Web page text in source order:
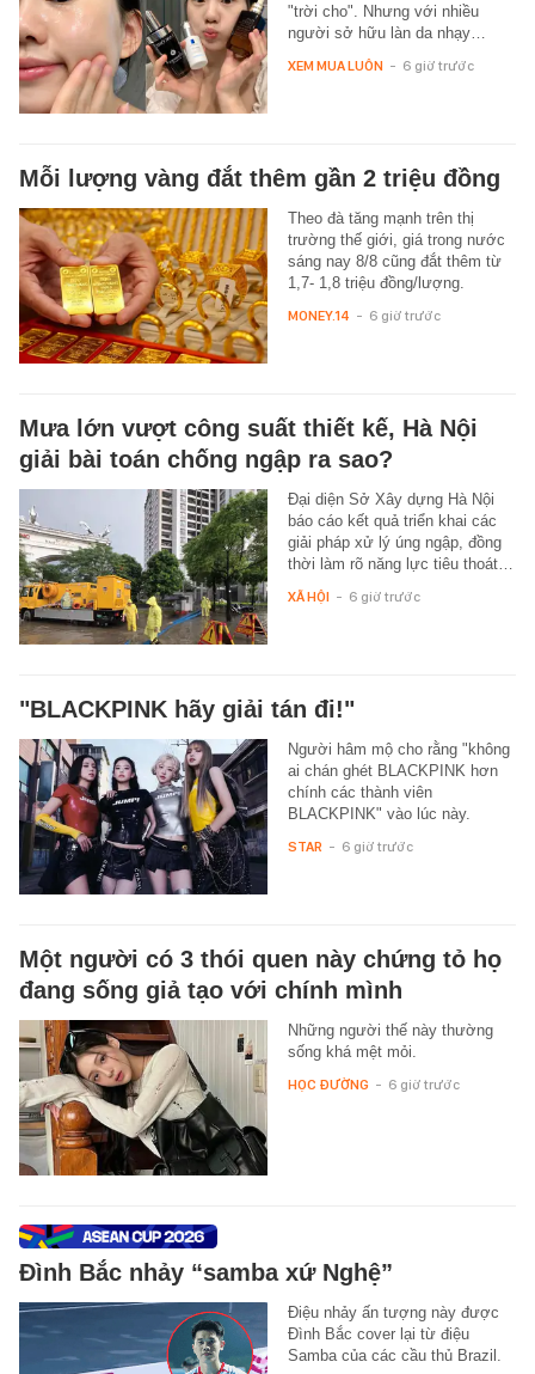
"trời cho". Nhưng với nhiều
người sở hữu làn da nhạy…
XEM MUA LUÔN - 6 giờ trước
Mỗi lượng vàng đắt thêm gần 2 triệu đồng
Theo đà tăng mạnh trên thị
trường thế giới, giá trong nước
sáng nay 8/8 cũng đắt thêm từ
1,7- 1,8 triệu đồng/lượng.
MONEY.14 - 6 giờ trước
Mưa lớn vượt công suất thiết kế, Hà Nội
giải bài toán chống ngập ra sao?
Đại diện Sở Xây dựng Hà Nội
báo cáo kết quả triển khai các
giải pháp xử lý úng ngập, đồng
thời làm rõ năng lực tiêu thoát…
XÃ HỘI - 6 giờ trước
"BLACKPINK hãy giải tán đi!"
Người hâm mộ cho rằng "không
ai chán ghét BLACKPINK hơn
chính các thành viên
BLACKPINK" vào lúc này.
STAR - 6 giờ trước
Một người có 3 thói quen này chứng tỏ họ
đang sống giả tạo với chính mình
Những người thế này thường
sống khá mệt mỏi.
HỌC ĐƯỜNG - 6 giờ trước
Đình Bắc nhảy “samba xứ Nghệ”
Điệu nhảy ấn tượng này được
Đình Bắc cover lại từ điệu
Samba của các cầu thủ Brazil.